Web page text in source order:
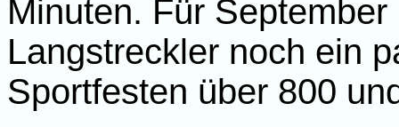
Minuten. Für
Langstreckler noch ein
Sportfesten über 800